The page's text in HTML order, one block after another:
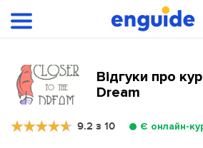
Відгуки про
Dream
9.2 з 10 Є онлайн-